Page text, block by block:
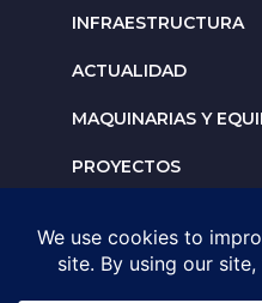
INFRAESTRUCTURA
ACTUALIDAD
MAQUINARIAS Y
PROYECTOS
Solicita un